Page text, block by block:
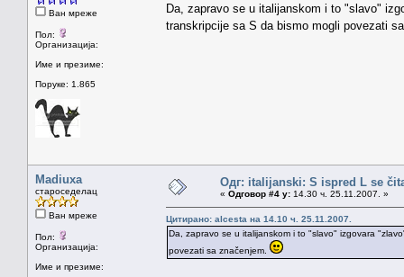
Ван мреже
Пол:
Организација:
Име и презиме:
Поруке: 1.865
Da, zapravo se u italijanskom i to "slavo"
transkripcije sa S da bismo mogli povezati
Madiuxa
староседелац
Ван мреже
Пол:
Организација:
Име и презиме:
Одг: italijanski: S ispred L se
« Одговор #4 у: 14.30 ч. 25.11.2007. »
Цитирано: alcesta на 14.10 ч. 25.11.2007.
Da, zapravo se u italijanskom i to "slavo" izgovara
povezati sa značenjem.